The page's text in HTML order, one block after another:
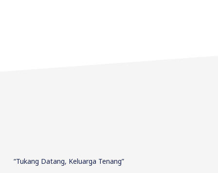
“Tukang Datang, Keluarga Tenang”